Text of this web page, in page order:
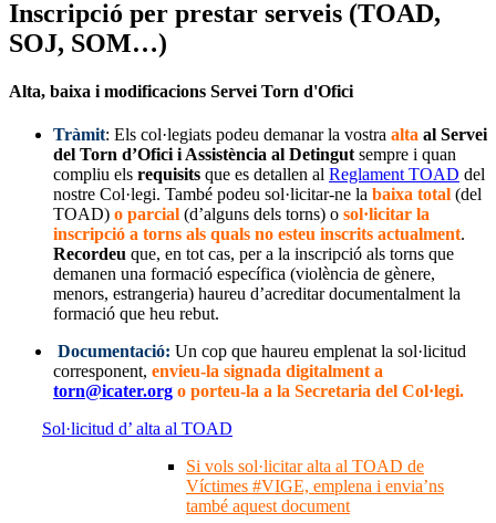
Inscripció per prestar serveis (TOAD,
SOJ, SOM…)
Alta, baixa i modificacions Servei Torn d'Ofici
Tràmit: Els col·legiats podeu demanar la vostra alta al Servei
del Torn d’Ofici i Assistència al Detingut sempre i quan
compliu els requisits que es detallen al Reglament TOAD del
nostre Col·legi. També podeu sol·licitar-ne la baixa total (del
TOAD) o parcial (d’alguns dels torns) o sol·licitar la
inscripció a torns als quals no esteu inscrits actualment.
Recordeu que, en tot cas, per a la inscripció als torns que
demanen una formació específica (violència de gènere,
menors, estrangeria) haureu d’acreditar documentalment la
formació que heu rebut.
Documentació: Un cop que haureu emplenat la sol·licitud
corresponent, envieu-la signada digitalment a
torn@icater.org o porteu-la a la Secretaria del Col·legi.
Sol·licitud d’ alta al TOAD
Si vols sol·licitar alta al TOAD de
Víctimes #VIGE, emplena i envia’ns
també aquest document